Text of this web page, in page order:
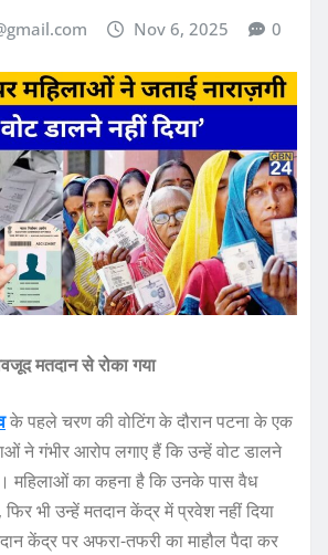
Nov 6, 2025 0
मतदान से रोका गया
के पहले चरण की वोटिंग के दौरान पटना के एक
ने गंभीर आरोप लगाए हैं कि उन्हें वोट डालने
महिलाओं का कहना है कि उनके पास वैध
भी उन्हें मतदान केंद्र में प्रवेश नहीं दिया
केंद्र पर अफरा-तफरी का माहौल पैदा कर